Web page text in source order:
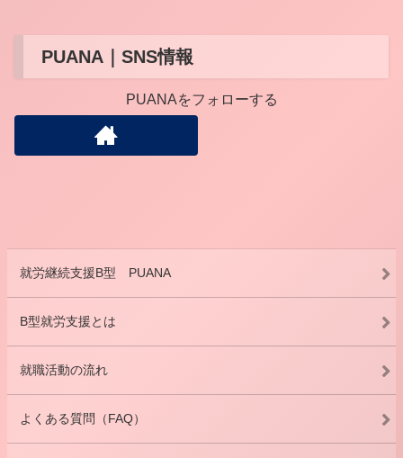
PUANA｜SNS情報
PUANAをフォローする
就労継続支援B型 PUANA
B型就労支援とは
就職活動の流れ
よくある質問（FAQ）